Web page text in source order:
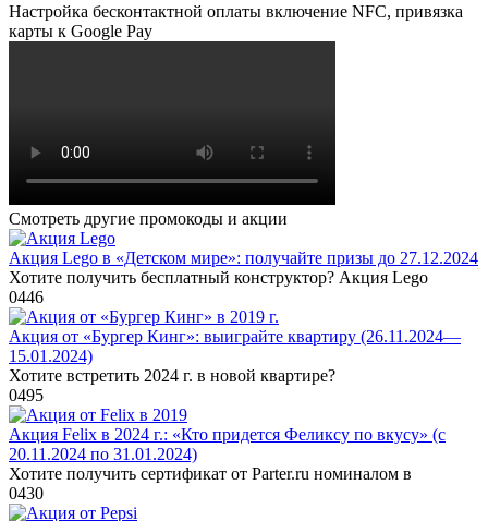
Настройка бесконтактной оплаты включение NFC, привязка
карты к Google Pay
Смотреть другие промокоды и акции
Акция Lego в «Детском мире»: получайте призы до 27.12.2024
Хотите получить бесплатный конструктор? Акция Lego
0446
Акция от «Бургер Кинг»: выиграйте квартиру (26.11.2024—
15.01.2024)
Хотите встретить 2024 г. в новой квартире?
0495
Акция Felix в 2024 г.: «Кто придется Феликсу по вкусу» (с
20.11.2024 по 31.01.2024)
Хотите получить сертификат от Parter.ru номиналом в
0430